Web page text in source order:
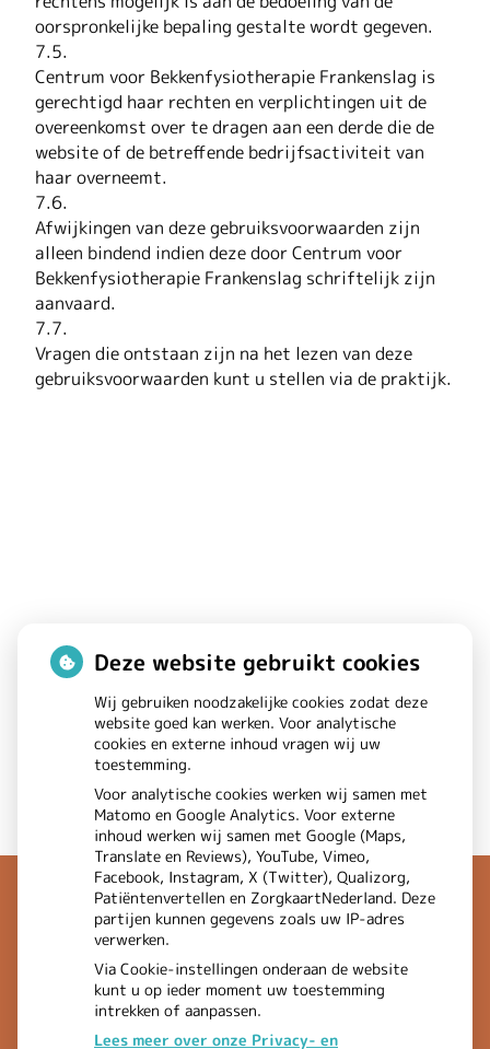
oorspronkelijke bepaling gestalte wordt gegeven.
7.5.
Centrum voor Bekkenfysiotherapie Frankenslag is
gerechtigd haar rechten en verplichtingen uit de
overeenkomst over te dragen aan een derde die de
website of de betreffende bedrijfsactiviteit van
haar overneemt.
7.6.
Afwijkingen van deze gebruiksvoorwaarden zijn
alleen bindend indien deze door Centrum voor
Bekkenfysiotherapie Frankenslag schriftelijk zijn
aanvaard.
7.7.
Vragen die ontstaan zijn na het lezen van deze
gebruiksvoorwaarden kunt u stellen via de praktijk.
Terug naar boven
Deze website gebruikt cookies
Wij gebruiken noodzakelijke cookies zodat deze
website goed kan werken. Voor analytische
cookies en externe inhoud vragen wij uw
toestemming.
Voor analytische cookies werken wij samen met
Matomo en Google Analytics. Voor externe
inhoud werken wij samen met Google (Maps,
Translate en Reviews), YouTube, Vimeo,
Facebook, Instagram, X (Twitter), Qualizorg,
Patiëntenvertellen en ZorgkaartNederland. Deze
partijen kunnen gegevens zoals uw IP-adres
verwerken.
Via Cookie-instellingen onderaan de website
kunt u op ieder moment uw toestemming
intrekken of aanpassen.
Lees meer over onze Privacy- en